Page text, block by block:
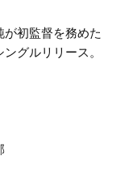
が初監督を務めた
グルリリース。